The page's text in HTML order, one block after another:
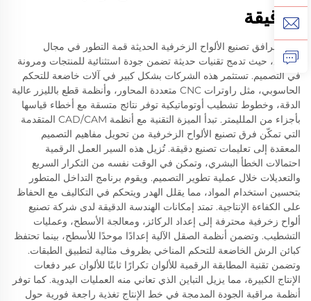
الدقيقة
تمثل مرافق تصنيع الألواح الزخرفية الحديثة قمة التطور في مجال
التصنيع، حيث تدمج تقنيات حديثة تضمن جودة استثنائية للمنتجات ومرونة
في التصميم. تستثمر هذه الشركات بشكل كبير في آلات خاضعة للتحكم
الحاسوبي، مثل راوترات CNC متعددة المحاور، وأنظمة قطع بالليزر عالية
الدقة، وخطوط تشطيب أوتوماتيكية توفر نتائج متسقة مع أخطاء قياسها
بأجزاء من الملليمتر. تبدأ الميزة التقنية مع أنظمة CAD/CAM المتقدمة
التي تمكّن فرق تصنيع الألواح الزخرفية من تحويل مفاهيم التصميم
المعقدة إلى تعليمات تصنيع دقيقة. تُزيل هذه السير العمل الرقمية
احتمالات الخطأ البشري، وتمكن في الوقت نفسه من التكرار السريع
والتعديلات خلال عملية تطوير التصميم. ويقوم برنامج التداخل المتطور
بتحسين استخدام المواد، مما يقلل الهدر ويتحكم في التكاليف مع الحفاظ
على الكفاءة الإنتاجية. تمتد إمكانات الهندسة الدقيقة لدى شركة تصنيع
ألواح زخرفية محترفة إلى إعداد الركائز، ومعالجة الأسطح، وعمليات
التشطيب. وتضمن أنظمة الصقل الآلية إعدادًا موحدًا للأسطح، بينما تحتفظ
كبائن الرش الخاضعة للتحكم المناخي بظروف مثالية لتطبيق الطبقات.
وتضمن تقنية المطابقة الرقمية للألوان تكرارًا ثابتًا للألوان عبر دفعات
الإنتاج الكبيرة، مما يزيل التباين الذي تعاني منه العمليات اليدوية. كما توفر
أنظمة مراقبة الجودة المدمجة في خط الإنتاج تغذية راجعة فورية حول